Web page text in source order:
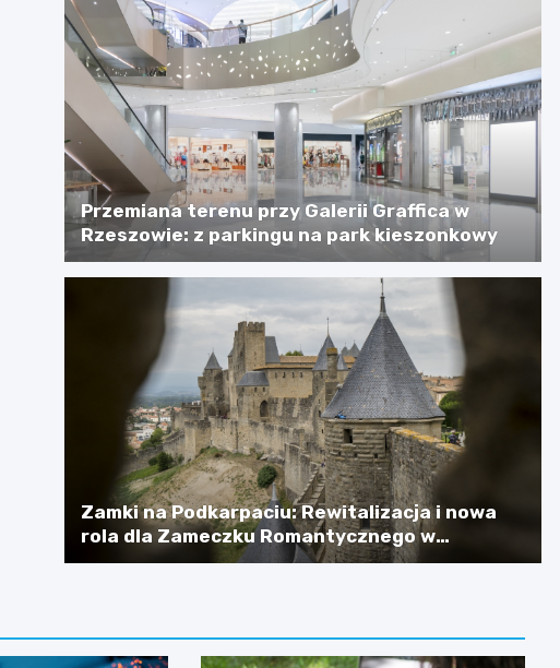
Przemiana terenu przy Galerii Graffica w
Rzeszowie: z parkingu na park kieszonkowy
Zamki na Podkarpaciu: Rewitalizacja i nowa
rola dla Zameczku Romantycznego w
Łańcucie